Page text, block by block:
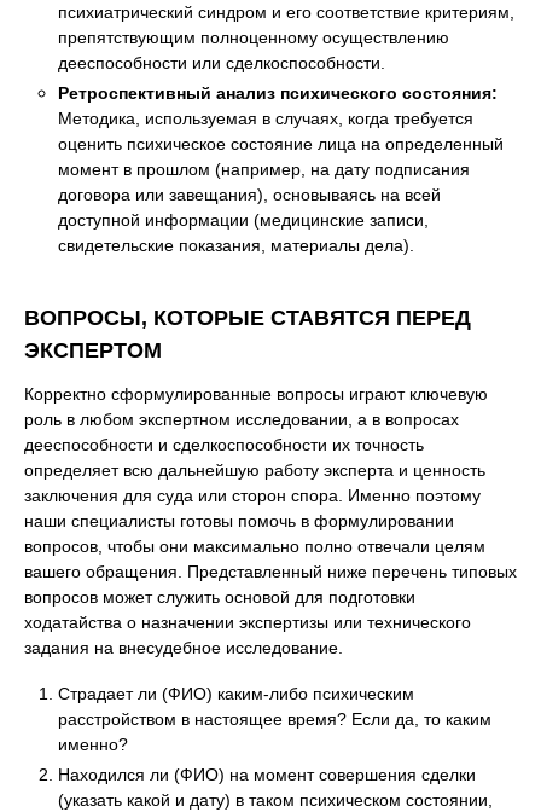
психиатрический синдром и его соответствие критериям,
препятствующим полноценному осуществлению
дееспособности или сделкоспособности.
Ретроспективный анализ психического состояния:
Методика, используемая в случаях, когда требуется
оценить психическое состояние лица на определенный
момент в прошлом (например, на дату подписания
договора или завещания), основываясь на всей
доступной информации (медицинские записи,
свидетельские показания, материалы дела).
ВОПРОСЫ, КОТОРЫЕ СТАВЯТСЯ ПЕРЕД
ЭКСПЕРТОМ
Корректно сформулированные вопросы играют ключевую
роль в любом экспертном исследовании, а в вопросах
дееспособности и сделкоспособности их точность
определяет всю дальнейшую работу эксперта и ценность
заключения для суда или сторон спора. Именно поэтому
наши специалисты готовы помочь в формулировании
вопросов, чтобы они максимально полно отвечали целям
вашего обращения. Представленный ниже перечень типовых
вопросов может служить основой для подготовки
ходатайства о назначении экспертизы или технического
задания на внесудебное исследование.
Страдает ли (ФИО) каким-либо психическим
расстройством в настоящее время? Если да, то каким
именно?
Находился ли (ФИО) на момент совершения сделки
(указать какой и дату) в таком психическом состоянии,